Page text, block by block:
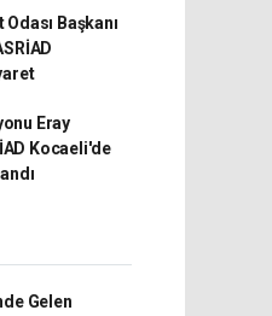
Başkanı
Eray
Kocaeli'de
Gelen